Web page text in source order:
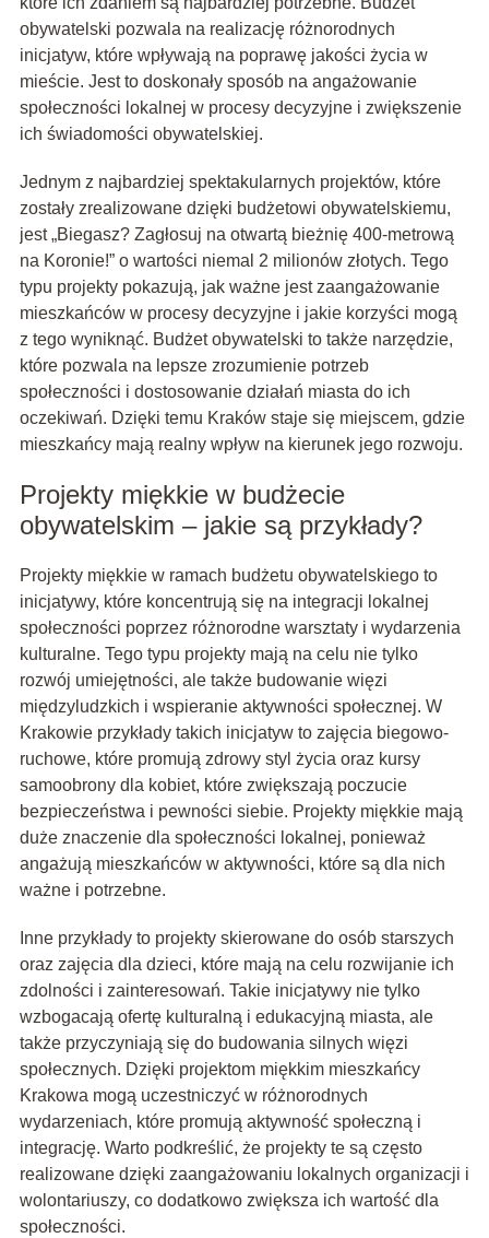
obywatelski pozwala na realizację różnorodnych
inicjatyw, które wpływają na poprawę jakości życia w
mieście. Jest to doskonały sposób na angażowanie
społeczności lokalnej w procesy decyzyjne i zwiększenie
ich świadomości obywatelskiej.
Jednym z najbardziej spektakularnych projektów, które
zostały zrealizowane dzięki budżetowi obywatelskiemu,
jest „Biegasz? Zagłosuj na otwartą bieżnię 400-metrową
na Koronie!” o wartości niemal 2 milionów złotych. Tego
typu projekty pokazują, jak ważne jest zaangażowanie
mieszkańców w procesy decyzyjne i jakie korzyści mogą
z tego wyniknąć. Budżet obywatelski to także narzędzie,
które pozwala na lepsze zrozumienie potrzeb
społeczności i dostosowanie działań miasta do ich
oczekiwań. Dzięki temu Kraków staje się miejscem, gdzie
mieszkańcy mają realny wpływ na kierunek jego rozwoju.
Projekty miękkie w budżecie
obywatelskim – jakie są przykłady?
Projekty miękkie w ramach budżetu obywatelskiego to
inicjatywy, które koncentrują się na integracji lokalnej
społeczności poprzez różnorodne warsztaty i wydarzenia
kulturalne. Tego typu projekty mają na celu nie tylko
rozwój umiejętności, ale także budowanie więzi
międzyludzkich i wspieranie aktywności społecznej. W
Krakowie przykłady takich inicjatyw to zajęcia biegowo-
ruchowe, które promują zdrowy styl życia oraz kursy
samoobrony dla kobiet, które zwiększają poczucie
bezpieczeństwa i pewności siebie. Projekty miękkie mają
duże znaczenie dla społeczności lokalnej, ponieważ
angażują mieszkańców w aktywności, które są dla nich
ważne i potrzebne.
Inne przykłady to projekty skierowane do osób starszych
oraz zajęcia dla dzieci, które mają na celu rozwijanie ich
zdolności i zainteresowań. Takie inicjatywy nie tylko
wzbogacają ofertę kulturalną i edukacyjną miasta, ale
także przyczyniają się do budowania silnych więzi
społecznych. Dzięki projektom miękkim mieszkańcy
Krakowa mogą uczestniczyć w różnorodnych
wydarzeniach, które promują aktywność społeczną i
integrację. Warto podkreślić, że projekty te są często
realizowane dzięki zaangażowaniu lokalnych organizacji i
wolontariuszy, co dodatkowo zwiększa ich wartość dla
społeczności.